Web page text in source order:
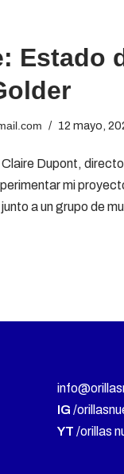
Estado
12 mayo,
Dupont,
mi
a un grupo de
IG /
YT /orillas